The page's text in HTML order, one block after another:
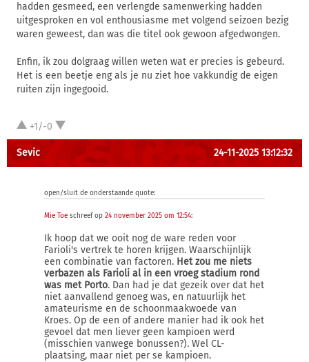
hadden gesmeed, een verlengde samenwerking hadden
uitgesproken en vol enthousiasme met volgend seizoen bezig
waren geweest, dan was die titel ook gewoon afgedwongen.
Enfin, ik zou dolgraag willen weten wat er precies is gebeurd.
Het is een beetje eng als je nu ziet hoe vakkundig de eigen
ruiten zijn ingegooid.
+1/-0
Sevic 24-11-2025 13:12:32
open/sluit de onderstaande quote:
Mie Toe schreef op 24 november 2025 om 12:54:
Ik hoop dat we ooit nog de ware reden voor
Farioli's vertrek te horen krijgen. Waarschijnlijk
een combinatie van factoren. Het zou me niets
verbazen als Farioli al in een vroeg stadium rond
was met Porto. Dan had je dat gezeik over dat het
niet aanvallend genoeg was, en natuurlijk het
amateurisme en de schoonmaakwoede van
Kroes. Op de een of andere manier had ik ook het
gevoel dat men liever geen kampioen werd
(misschien vanwege bonussen?). Wel CL-
plaatsing, maar niet per se kampioen.